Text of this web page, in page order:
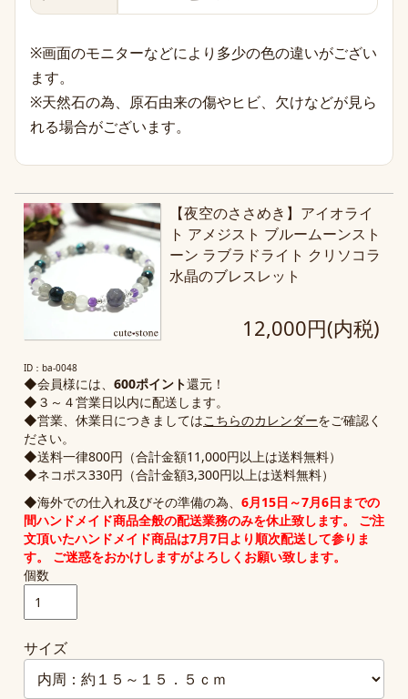
※画面のモニターなどにより多少の色の違いがござい
ます。
※天然石の為、原石由来の傷やヒビ、欠けなどが見ら
れる場合がございます。
【夜空のささめき】アイオライ
ト アメジスト ブルームーンスト
ーン ラブラドライト クリソコラ
水晶のブレスレット
12,000円(内税)
ID：ba-0048
◆会員様には、 600ポイント還元！
◆３～４営業日以内に配送します。
◆営業、休業日につきましてはこちらのカレンダーをご確認く
ださい。
◆送料一律800円（合計金額11,000円以上は送料無料）
◆ネコポス330円（合計金額3,300円以上は送料無料）
◆海外での仕入れ及びその準備の為、 6月15日～7月6日までの
間ハンドメイド商品全般の配送業務のみを休止致します。 ご注
文頂いたハンドメイド商品は7月7日より順次配送して参りま
す。 ご迷惑をおかけしますがよろしくお願い致します。
個数
サイズ